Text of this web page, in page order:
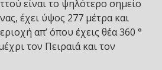
είναι το ψηλότερο σημείο
έχει ύψος 277 μέτρα και
απ’ όπου έχεις θέα 360 °
τον Πειραιά και τον